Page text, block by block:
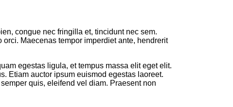
congue nec fringilla et, tincidunt nec sem.
Maecenas tempor imperdiet ante, hendrerit
egestas ligula, et tempus massa elit eget elit.
Etiam auctor ipsum euismod egestas laoreet.
quis, eleifend vel diam. Praesent non